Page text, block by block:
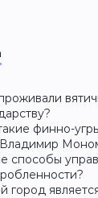
финно-
способы
город